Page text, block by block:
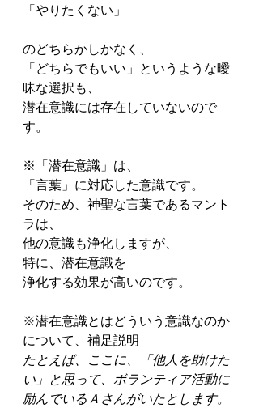
「やりたくない」
のどちらかしかなく、
「どちらでもいい」というような曖
昧な選択も、
潜在意識には存在していないので
す。
※「潜在意識」は、
「言葉」に対応した意識です。
そのため、神聖な言葉であるマント
ラは、
他の意識も浄化しますが、
特に、潜在意識を
浄化する効果が高いのです。
※潜在意識とはどういう意識なのか
について、補足説明
たとえば、ここに、「他人を助けた
い」と思って、ボランティア活動に
励んでいるＡさんがいたとします。